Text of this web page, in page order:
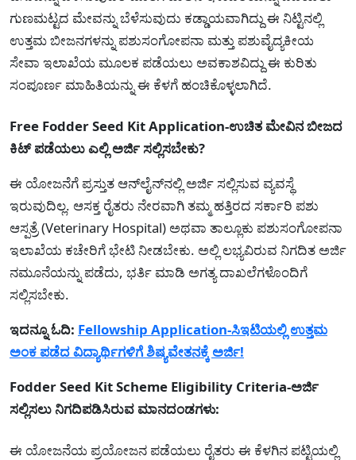
ಗುಣಮಟ್ಟದ ಮೇವನ್ನು ಬೆಳೆಸುವುದು ಕಡ್ಡಾಯವಾಗಿದ್ದು ಈ ನಿಟ್ಟಿನಲ್ಲಿ
ಉತ್ತಮ ಬೀಜನಗಳನ್ನು ಪಶುಸಂಗೋಪನಾ ಮತ್ತು ಪಶುವೈದ್ಯಕೀಯ
ಸೇವಾ ಇಲಾಖೆಯ ಮೂಲಕ ಪಡೆಯಲು ಅವಕಾಶವಿದ್ದು ಈ ಕುರಿತು
ಸಂಪೂರ್ಣ ಮಾಹಿತಿಯನ್ನು ಈ ಕೆಳಗೆ ಹಂಚಿಕೊಳ್ಳಲಾಗಿದೆ.
Free Fodder Seed Kit Application-ಉಚಿತ ಮೇವಿನ ಬೀಜದ
ಕಿಟ್ ಪಡೆಯಲು ಎಲ್ಲಿ ಅರ್ಜಿ ಸಲ್ಲಿಸಬೇಕು?
ಈ ಯೋಜನೆಗೆ ಪ್ರಸ್ತುತ ಆನ್‌ಲೈನ್‌ನಲ್ಲಿ ಅರ್ಜಿ ಸಲ್ಲಿಸುವ ವ್ಯವಸ್ಥೆ
ಇರುವುದಿಲ್ಲ. ಆಸಕ್ತ ರೈತರು ನೇರವಾಗಿ ತಮ್ಮ ಹತ್ತಿರದ ಸರ್ಕಾರಿ ಪಶು
ಆಸ್ಪತ್ರೆ (Veterinary Hospital) ಅಥವಾ ತಾಲ್ಲೂಕು ಪಶುಸಂಗೋಪನಾ
ಇಲಾಖೆಯ ಕಚೇರಿಗೆ ಭೇಟಿ ನೀಡಬೇಕು. ಅಲ್ಲಿ ಲಭ್ಯವಿರುವ ನಿಗದಿತ ಅರ್ಜಿ
ನಮೂನೆಯನ್ನು ಪಡೆದು, ಭರ್ತಿ ಮಾಡಿ ಅಗತ್ಯ ದಾಖಲೆಗಳೊಂದಿಗೆ
ಸಲ್ಲಿಸಬೇಕು.
ಇದನ್ನೂ ಓದಿ: Fellowship Application-ಸಿಇಟಿಯಲ್ಲಿ ಉತ್ತಮ
ಅಂಕ ಪಡೆದ ವಿದ್ಯಾರ್ಥಿಗಳಿಗೆ ಶಿಷ್ಯವೇತನಕ್ಕೆ ಅರ್ಜಿ!
Fodder Seed Kit Scheme Eligibility Criteria-ಅರ್ಜಿ
ಸಲ್ಲಿಸಲು ನಿಗದಿಪಡಿಸಿರುವ ಮಾನದಂಡಗಳು:
ಈ ಯೋಜನೆಯ ಪ್ರಯೋಜನ ಪಡೆಯಲು ರೈತರು ಈ ಕೆಳಗಿನ ಪಟ್ಟಿಯಲ್ಲಿ